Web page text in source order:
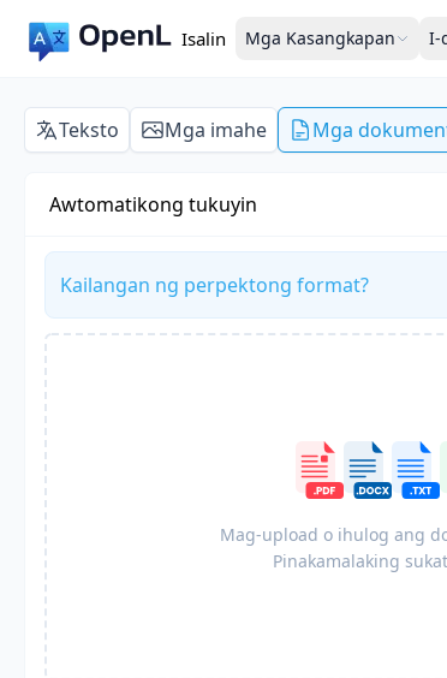
Isalin Mga Kasangkapan I-
Teksto Mga imahe Mga
Awtomatikong tukuyin
Kailangan ng perpektong format?
Mag-upload o ihulog ang
Pinakamalaking